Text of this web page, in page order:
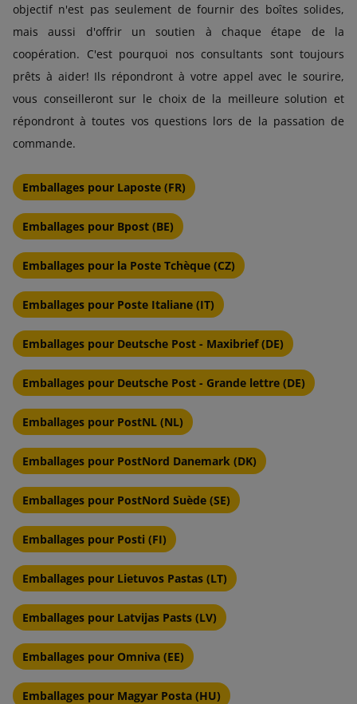
objectif n'est pas seulement de fournir des boîtes solides,
mais aussi d'offrir un soutien à chaque étape de la
coopération. C'est pourquoi nos consultants sont toujours
prêts à aider! Ils répondront à votre appel avec le sourire,
vous conseilleront sur le choix de la meilleure solution et
répondront à toutes vos questions lors de la passation de
commande.
Emballages pour Laposte (FR)
Emballages pour Bpost (BE)
Emballages pour la Poste Tchèque (CZ)
Emballages pour Poste Italiane (IT)
Emballages pour Deutsche Post - Maxibrief (DE)
Emballages pour Deutsche Post - Grande lettre (DE)
Emballages pour PostNL (NL)
Emballages pour PostNord Danemark (DK)
Emballages pour PostNord Suède (SE)
Emballages pour Posti (FI)
Emballages pour Lietuvos Pastas (LT)
Emballages pour Latvijas Pasts (LV)
Emballages pour Omniva (EE)
Emballages pour Magyar Posta (HU)